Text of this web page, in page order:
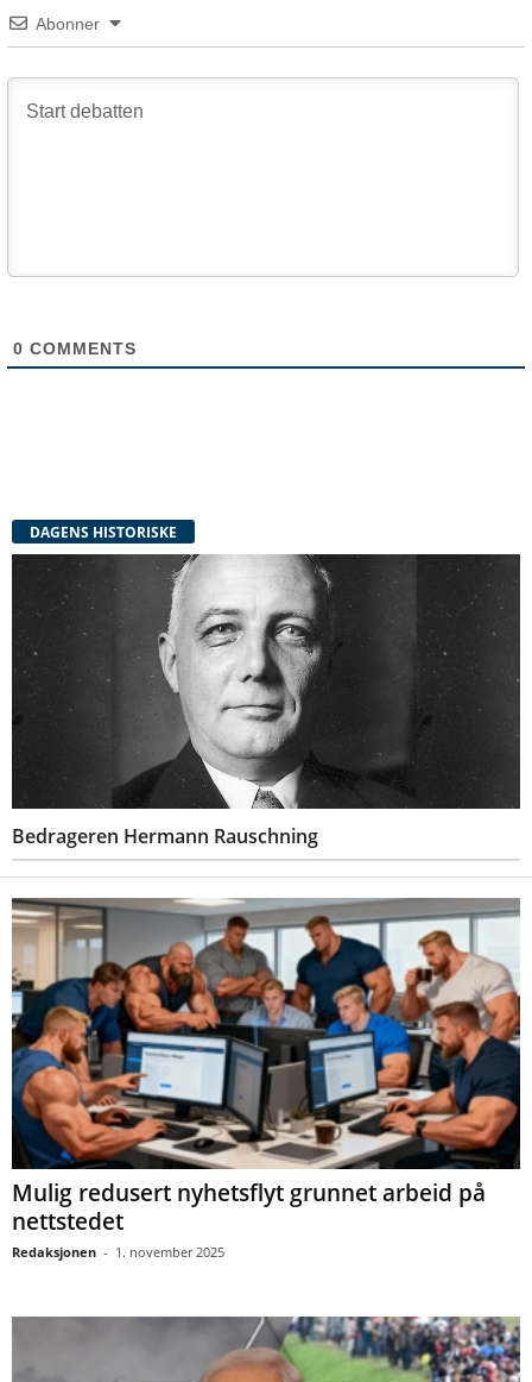
Abonner
0 COMMENTS
DAGENS HISTORISKE
Bedrageren Hermann Rauschning
Mulig redusert nyhetsflyt grunnet arbeid på
nettstedet
Redaksjonen - 1. november 2025